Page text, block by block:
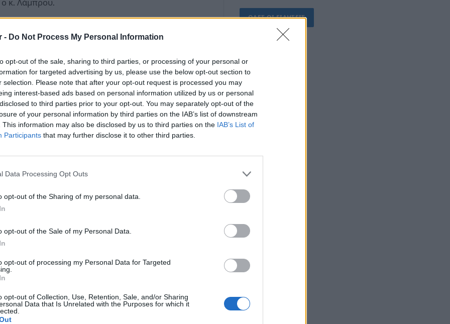
- Do Not Process My Personal Information
opt-out of the sale, sharing to third parties, or processing of your personal or
for targeted advertising by us, please use the below opt-out section to
selection. Please note that after your opt-out request is processed you may
interest-based ads based on personal information utilized by us or personal
to third parties prior to your opt-out. You may separately opt-out of the
of your personal information by third parties on the IAB’s list of downstream
This information may also be disclosed by us to third parties on the IAB’s List of
Participants that may further disclose it to other third parties.
Data Processing Opt Outs
opt-out of the Sharing of my personal data.
opt-out of the Sale of my Personal Data.
opt-out of processing my Personal Data for Targeted
opt-out of Collection, Use, Retention, Sale, and/or Sharing
Data that Is Unrelated with the Purposes for which it
κ. Λάμπρου.
κινούνταν με κατεύθυνση προς Αθήνα,
το πρώτο όχημα, για άγνωστη -μέχρι
και μπήκε στο αντίθετο ρεύμα, με
και ο λόγος που ο οδηγός φαίνεται να έχασε
πληροφορίες πως έσκασε το λάστιχό του.
της Πυροσβεστικής με έξι πυροσβέστες
προκειμένου να ρυθμίσουν την
ΟΛΕΣ ΟΙ ΕΙΔΗΣΕΙΣ